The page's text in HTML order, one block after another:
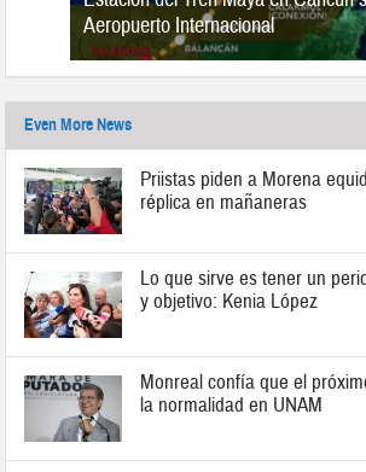
Aeropuerto Internacional
Even More News
Priistas piden a Morena
réplica en mañaneras
Lo que sirve es tener un
y objetivo: Kenia López
Monreal confía que el
la normalidad en UNAM